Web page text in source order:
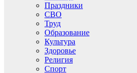
Праздники
СВО
Труд
Образование
Культура
Здоровье
Религия
Спорт